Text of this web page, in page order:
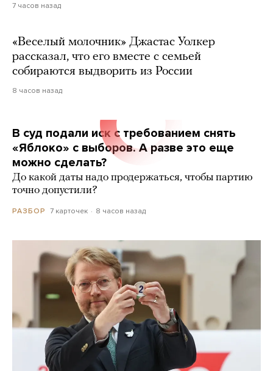
7 часов назад
«Веселый молочник» Джастас Уолкер
рассказал, что его вместе с семьей
собираются выдворить из России
8 часов назад
В суд подали иск с требованием снять
«Яблоко» с выборов. А разве это еще
можно сделать?
До какой даты надо продержаться, чтобы партию
точно допустили?
РАЗБОР 7 карточек 8 часов назад